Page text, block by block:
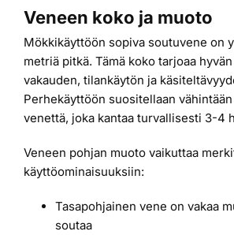
Veneen koko ja muoto
Mökkikäyttöön sopiva soutuvene on
metriä pitkä. Tämä koko tarjoaa
vakauden, tilankäytön ja
Perhekäyttöön suositellaan
venettä, joka kantaa turvallisesti 3-4
Veneen pohjan muoto vaikuttaa
käyttöominaisuuksiin:
Tasapohjainen vene on vakaa
soutaa